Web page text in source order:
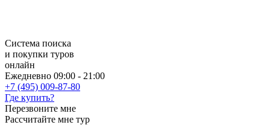
Система поиска
и покупки туров
онлайн
Ежедневно 09:00 - 21:00
+7 (495) 009-87-80
Где купить?
Перезвоните мне
Рассчитайте мне тур